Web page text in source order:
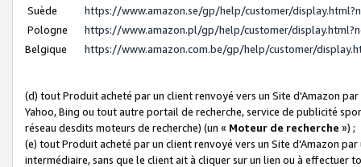
Suède
https://www.amazon.se/gp/help/customer/
Pologne
https://www.amazon.pl/gp/help/customer/
Belgique
https://www.amazon.com.be/gp/help/customer/
(d) tout Produit acheté par un client renvoyé vers un Site d'Amazon
Yahoo, Bing ou tout autre portail de recherche, service de publicité
réseau desdits moteurs de recherche) (un « Moteur de recherche ») ;
(e) tout Produit acheté par un client renvoyé vers un Site d'Amazon
intermédiaire, sans que le client ait à cliquer sur un lien ou à